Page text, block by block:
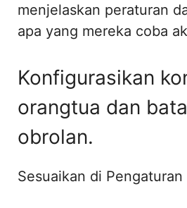
menjelaskan peraturan
apa yang mereka coba
Konfigurasikan
orangtua dan
obrolan.
Sesuaikan di Pengaturan